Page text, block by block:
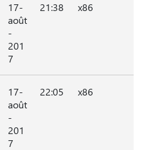
17-
août
-
201
7
21:38 x86
17-
août
-
201
7
22:05 x86